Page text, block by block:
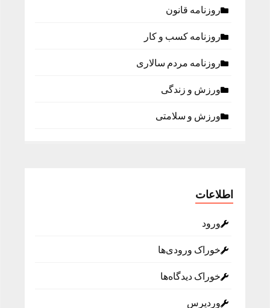
روزنامه قانون
روزنامه كسب و كار
روزنامه مردم سالاری
ورزش و زندگی
ورزش و سلامتی
اطلاعات
ورود
خوراک ورودی‌ها
خوراک دیدگاه‌ها
وردپرس